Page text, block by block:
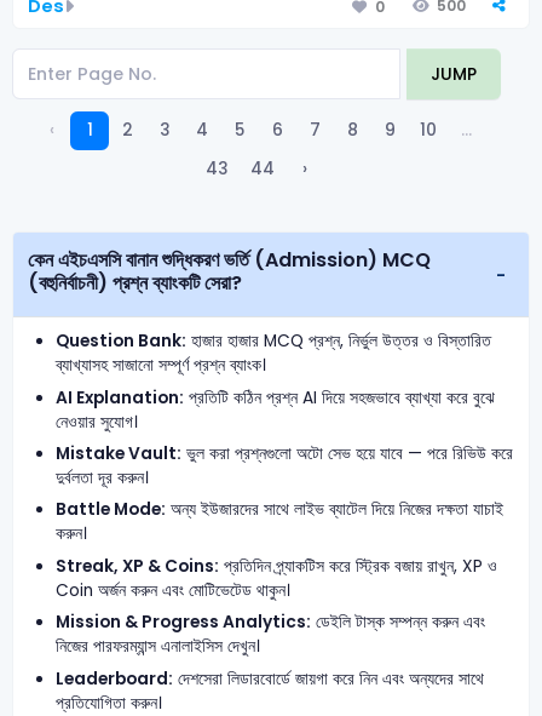
Des 0 500
JUMP
‹ 1 2 3 4 5 6 7 8 9 10
...
43
44 ›
কেন এইচএসসি বানান শুদ্ধিকরণ ভর্তি (Admission) MCQ
(বহুনির্বাচনী) প্রশ্ন ব্যাংকটি সেরা?
Question Bank: হাজার হাজার MCQ প্রশ্ন, নির্ভুল উত্তর ও বিস্তারিত
ব্যাখ্যাসহ সাজানো সম্পূর্ণ প্রশ্ন ব্যাংক।
AI Explanation: প্রতিটি কঠিন প্রশ্ন AI দিয়ে সহজভাবে ব্যাখ্যা করে বুঝে
নেওয়ার সুযোগ।
Mistake Vault: ভুল করা প্রশ্নগুলো অটো সেভ হয়ে যাবে — পরে রিভিউ করে
দুর্বলতা দূর করুন।
Battle Mode: অন্য ইউজারদের সাথে লাইভ ব্যাটেল দিয়ে নিজের দক্ষতা যাচাই
করুন।
Streak, XP & Coins: প্রতিদিন প্র্যাকটিস করে স্ট্রিক বজায় রাখুন, XP ও
Coin অর্জন করুন এবং মোটিভেটেড থাকুন।
Mission & Progress Analytics: ডেইলি টাস্ক সম্পন্ন করুন এবং
নিজের পারফরম্যান্স এনালাইসিস দেখুন।
Leaderboard: দেশসেরা লিডারবোর্ডে জায়গা করে নিন এবং অন্যদের সাথে
প্রতিযোগিতা করুন।